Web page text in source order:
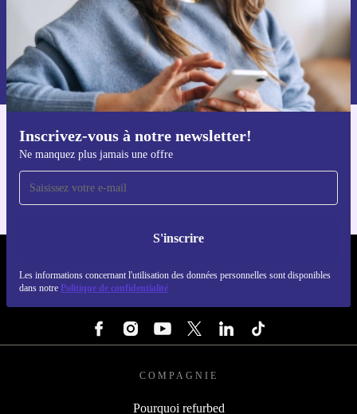
Inscrivez-vous à notre newsletter!
Ne manquez plus jamais une offre
S'inscrire
Les informations concernant l'utilisation des données personnelles sont disponibles
dans notre Politique de confidentialité
S'inscrire
Retrouvez les informations sur l'utilisation des données personnelles
dans notre
politique de confidentialité.
Téléchargez l'application refurbed
Pour iOS et Android
COMPAGNIE
Pourquoi refurbed